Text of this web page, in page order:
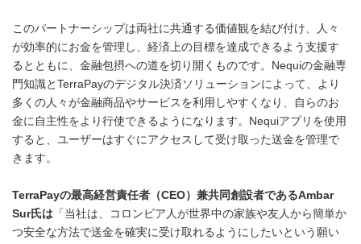
このパートナーシップは両社に共通する価値観を結び付け、人々
が効率的にお金を管理し、経済上の目標を達成できるよう支援す
るとともに、金融包摂への道を切り開くものです。Nequiの金融専
門知識とTerraPayのデジタル決済ソリューションによって、より
多くの人々が金融商品やサービスを利用しやすくなり、自らのお
金に自主性をより行使できるようになります。Nequiアプリを使用
すると、ユーザーはすぐにアクセスして受け取った送金を管理で
きます。
TerraPayの最高経営責任者（CEO）兼共同創設者であるAmbar
Sur氏は 「当社は、コロンビア人が世界中の家族や友人から簡単か
つ安全な方法で送金を確実に受け取れるようにしたいという願い